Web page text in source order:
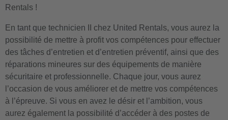
Rentals !
En tant que technicien II chez United Rentals, vous aurez la
possibilité de mettre à profit vos compétences pour effectuer
des tâches d’entretien et d’entretien préventif, ainsi que des
réparations mineures sur des équipements de manière
sécuritaire et professionnelle. Chaque jour, vous aurez
l’occasion de vous améliorer et de mettre vos compétences
à l’épreuve. Si vous en avez le désir et l’ambition, vous
aurez également la possibilité d’accéder à des postes de